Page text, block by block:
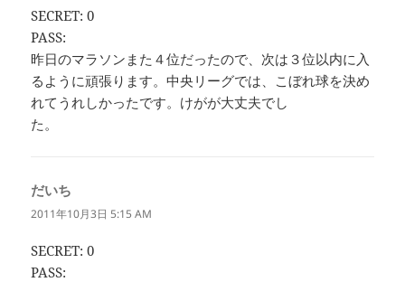
SECRET: 0
PASS:
昨日のマラソンまた４位だったので、次は３位以内に入
るように頑張ります。中央リーグでは、こぼれ球を決め
れてうれしかったです。けがが大丈夫でし
た。
だいち
り:
2011年10月3日 5:15 AM
SECRET: 0
PASS: